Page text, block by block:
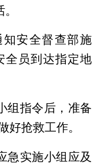
安全督查部施
全员到达指定地
指令后，准备
抢救工作。
实施小组应及